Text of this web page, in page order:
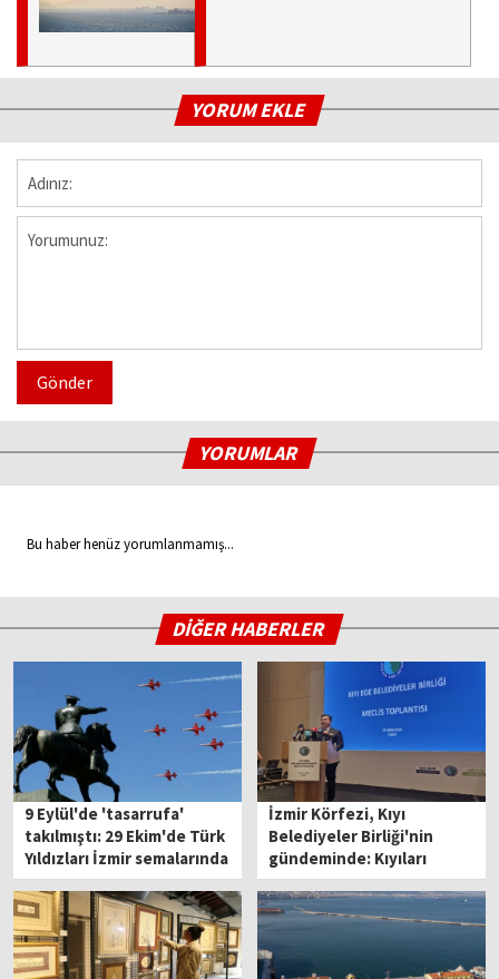
YORUM EKLE
Gönder
YORUMLAR
Bu haber henüz yorumlanmamış...
DİĞER HABERLER
9 Eylül'de 'tasarrufa'
takılmıştı: 29 Ekim'de Türk
Yıldızları İzmir semalarında
İzmir Körfezi, Kıyı
Belediyeler Birliği'nin
gündeminde: Kıyıları
tehdit ediyor!